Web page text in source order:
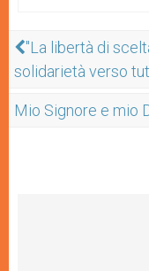
"La libertà di
solidarietà verso
Mio Signore e mio